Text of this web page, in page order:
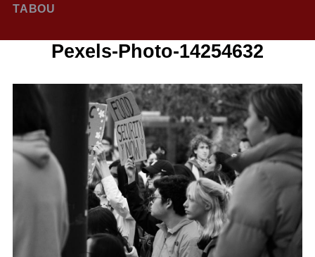
TABOU
Pexels-Photo-14254632